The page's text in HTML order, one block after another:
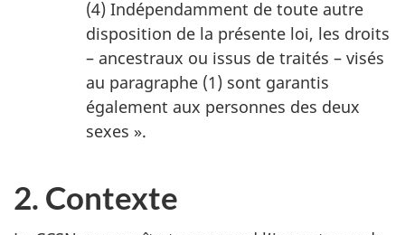
(4) Indépendamment de toute autre
disposition de la présente loi, les droits
– ancestraux ou issus de traités – visés
au paragraphe (1) sont garantis
également aux personnes des deux
sexes ».
2. Contexte